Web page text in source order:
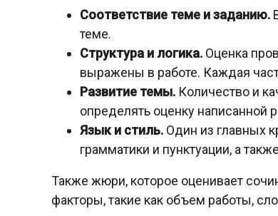
Соответствие теме и заданию.
теме.
Структура и логика. Оценка
выражены в работе. Каждая
Развитие темы. Количество и
определять оценку написанной
Язык и стиль. Один из главных
грамматики и пунктуации, а
Также жюри, которое оценивает
факторы, такие как объем работы,